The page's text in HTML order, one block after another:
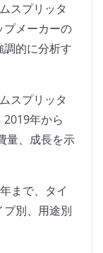
スプリッタ
プメーカーの
的に分析す
スプリッタ
年から
量、成長を示
まで、タイ
別、用途別